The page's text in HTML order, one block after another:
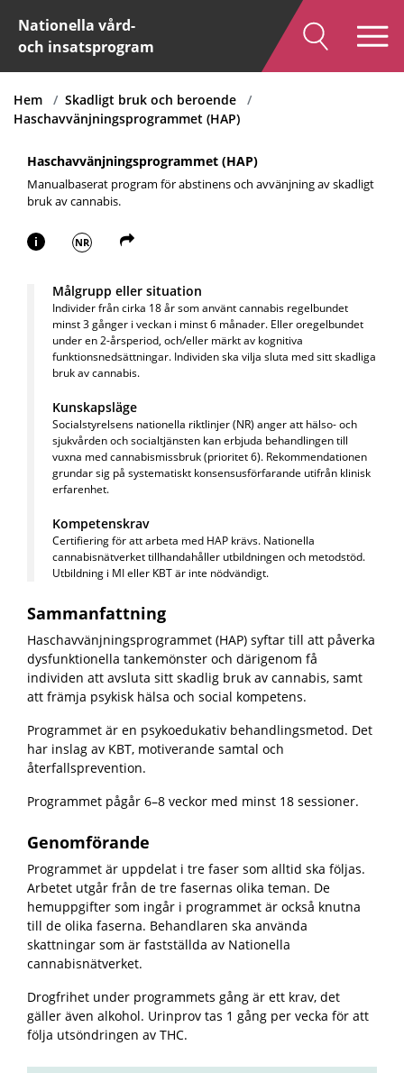
Nationella vård-
och insatsprogram
Hem
Skadligt bruk och beroende
Haschavvänjningsprogrammet (HAP)
Haschavvänjningsprogrammet (HAP)
Manualbaserat program för abstinens och avvänjning av skadligt
bruk av cannabis.
i NR
Målgrupp eller situation
Individer från cirka 18 år som använt cannabis regelbundet
minst 3 gånger i veckan i minst 6 månader. Eller oregelbundet
under en 2-årsperiod, och/eller märkt av kognitiva
funktionsnedsättningar. Individen ska vilja sluta med sitt skadliga
bruk av cannabis.
Kunskapsläge
Socialstyrelsens nationella riktlinjer (NR) anger att hälso- och
sjukvården och socialtjänsten kan erbjuda behandlingen till
vuxna med cannabismissbruk (prioritet 6). Rekommendationen
grundar sig på systematiskt konsensusförfarande utifrån klinisk
erfarenhet.
Kompetenskrav
Certifiering för att arbeta med HAP krävs. Nationella
cannabisnätverket tillhandahåller utbildningen och metodstöd.
Utbildning i MI eller KBT är inte nödvändigt.
Sammanfattning
Haschavvänjningsprogrammet (HAP) syftar till att påverka
dysfunktionella tankemönster och därigenom få
individen att avsluta sitt skadlig bruk av cannabis, samt
att främja psykisk hälsa och social kompetens.
Programmet är en psykoedukativ behandlingsmetod. Det
har inslag av KBT, motiverande samtal och
återfallsprevention.
Programmet pågår 6–8 veckor med minst 18 sessioner.
Genomförande
Programmet är uppdelat i tre faser som alltid ska följas.
Arbetet utgår från de tre fasernas olika teman. De
hemuppgifter som ingår i programmet är också knutna
till de olika faserna. Behandlaren ska använda
skattningar som är fastställda av Nationella
cannabisnätverket.
Drogfrihet under programmets gång är ett krav, det
gäller även alkohol. Urinprov tas 1 gång per vecka för att
följa utsöndringen av THC.